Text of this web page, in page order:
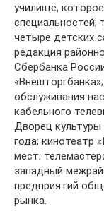
училище,
четыре детских
редакция
Сбербанка
обслуживания
кабельного
Дворец
года; кинотеатр
мест;
западный
предприятий
рынка.